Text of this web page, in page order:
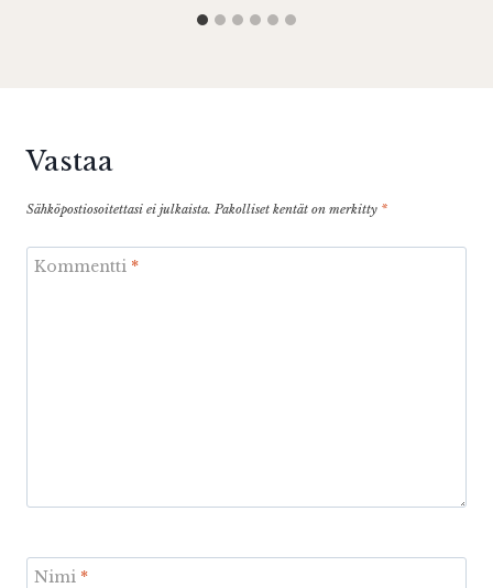
Vastaa
Sähköpostiosoitettasi ei julkaista. Pakolliset kentät on merkitty *
Kommentti *
Nimi *